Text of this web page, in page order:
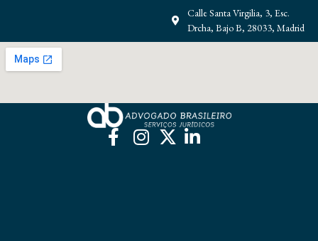
Calle Santa Virgilia, 3, Esc.
Drcha, Bajo B, 28033, Madrid